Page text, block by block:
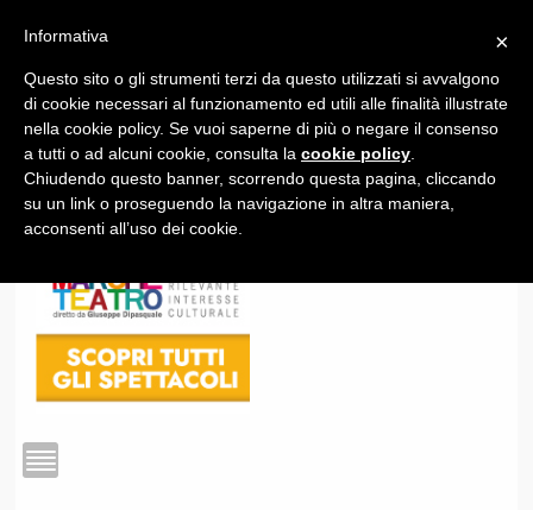
1
×
Informativa
Questo sito o gli strumenti terzi da questo utilizzati si avvalgono
di cookie necessari al funzionamento ed utili alle finalità illustrate
nella cookie policy. Se vuoi saperne di più o negare il consenso
a tutti o ad alcuni cookie, consulta la cookie policy
Chiudendo questo banner, scorrendo questa pagina, cliccando
su un link o proseguendo la navigazione in altra maniera,
acconsenti all’uso dei cookie.